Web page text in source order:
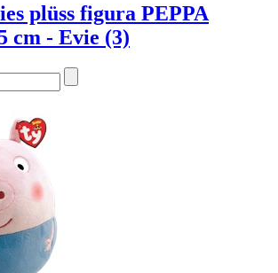
plüss figura PEPPA
cm - Evie (3)